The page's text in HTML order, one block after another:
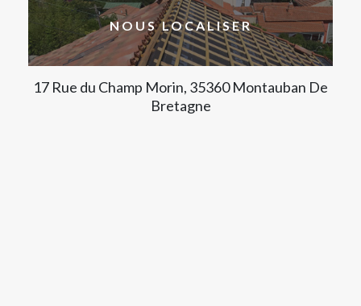
NOUS LOCALISER
17 Rue du Champ Morin, 35360 Montauban De
Bretagne